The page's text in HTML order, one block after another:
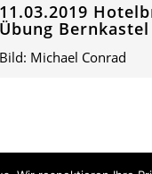
11.03.2019
Übung Bernkastel
Bild: Michael Conrad